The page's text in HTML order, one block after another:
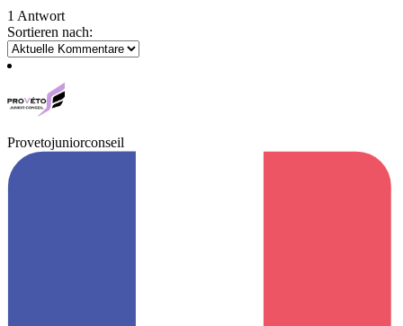
1 Antwort
Sortieren nach:
Provetojuniorconseil